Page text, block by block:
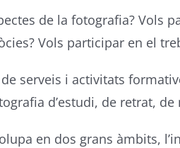
de la fotografia? Vols
Vols participar en el
serveis i activitats
d’estudi, de retrat,
en dos grans àmbits,